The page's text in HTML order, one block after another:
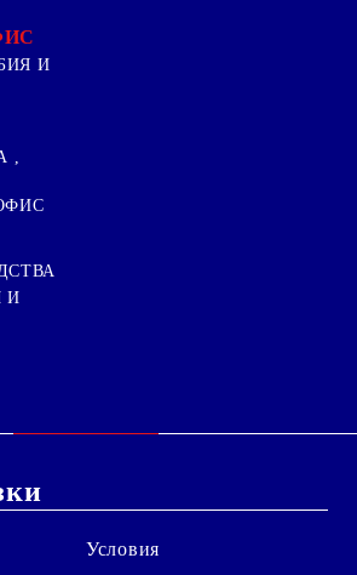
И
,
И
Условия